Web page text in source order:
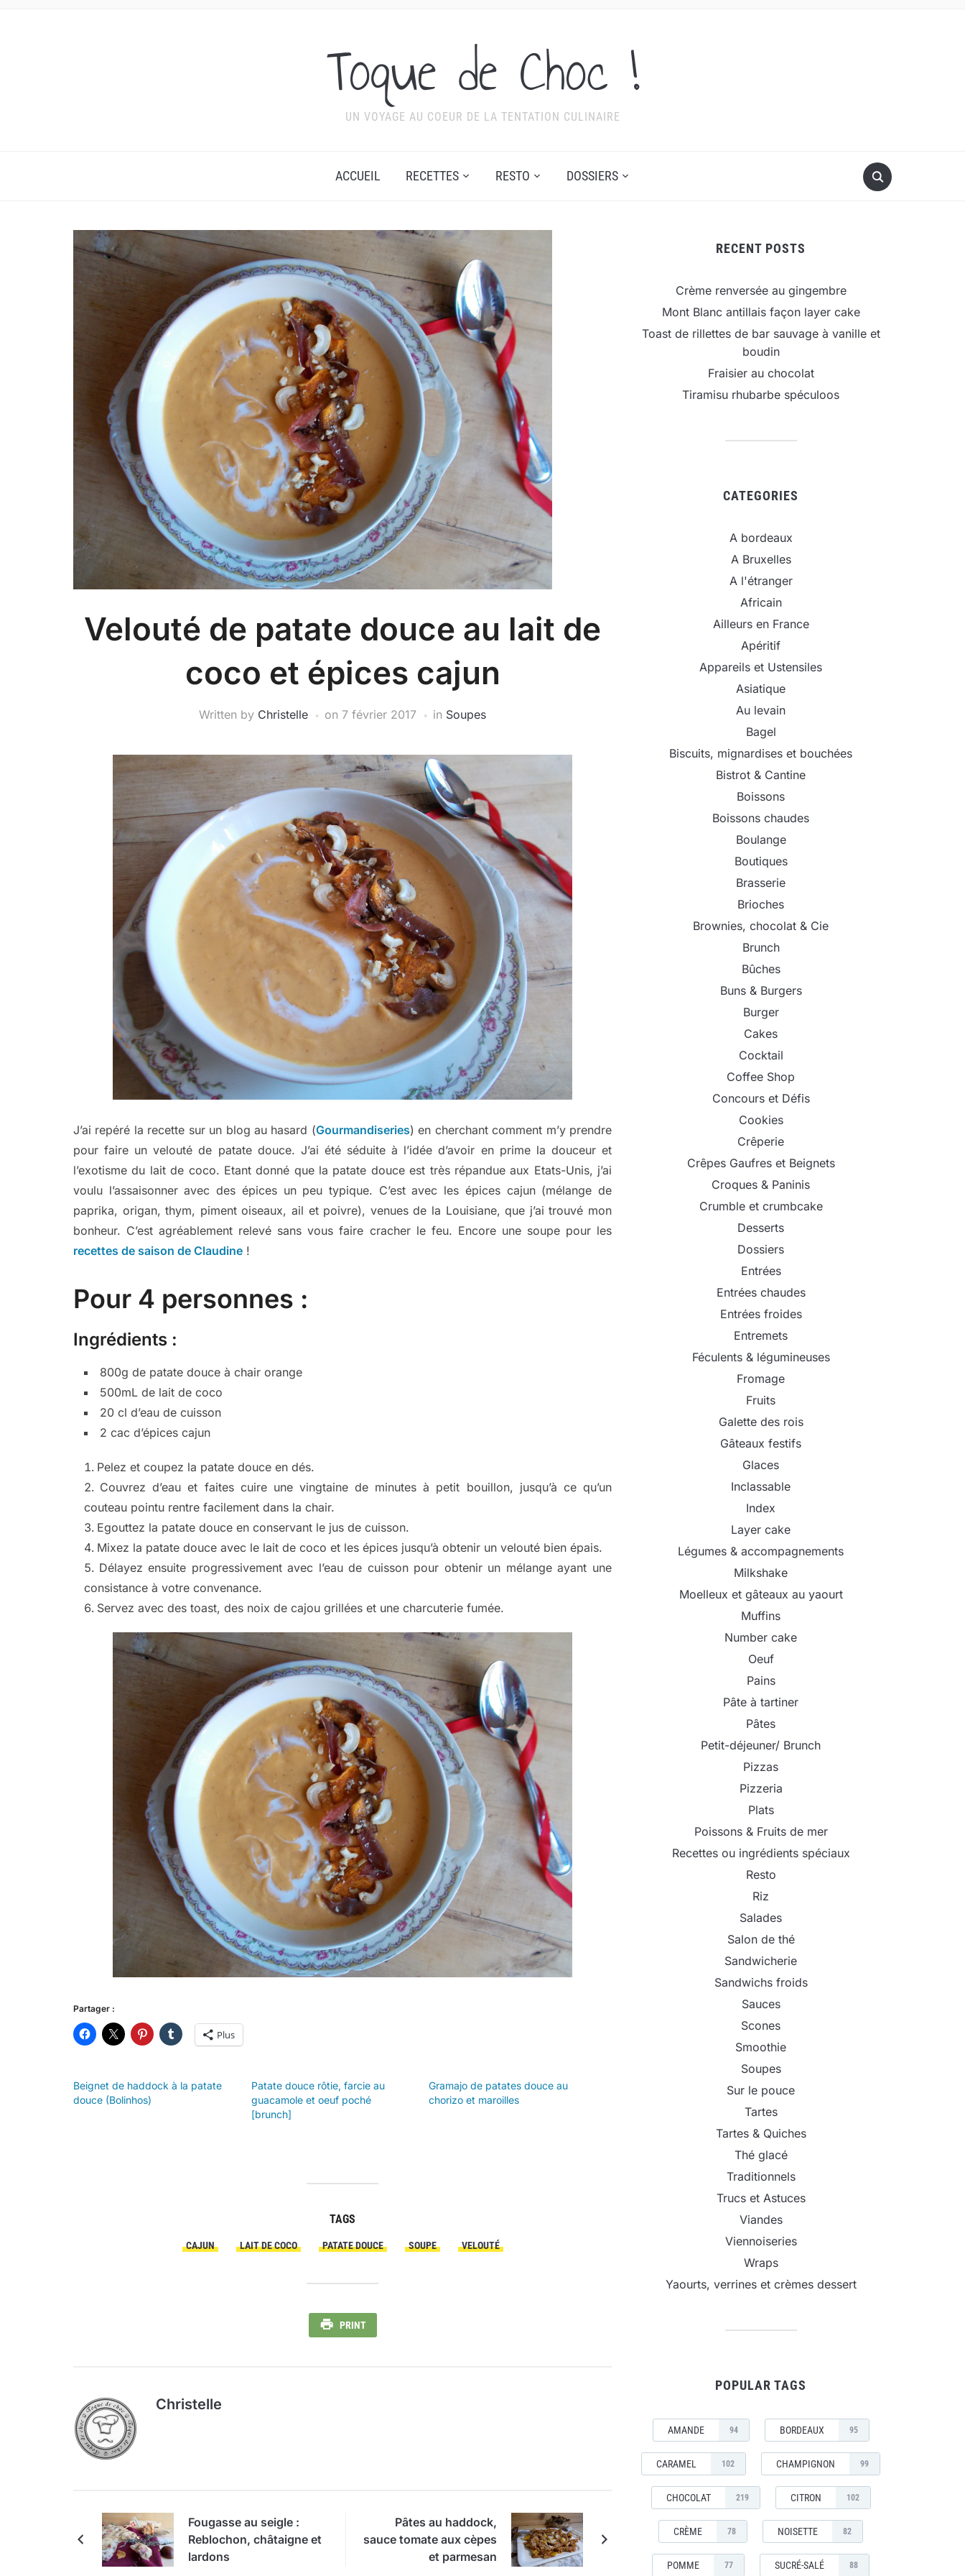
Toque de Choc !
UN VOYAGE AU COEUR DE LA TENTATION CULINAIRE
ACCUEIL RECETTES RESTO DOSSIERS
Velouté de patate douce au lait de
coco et épices cajun
Written by Christelle on 7 février 2017 in Soupes
J’ai repéré la recette sur un blog au hasard (Gourmandiseries) en cherchant comment m’y prendre
pour faire un velouté de patate douce. J’ai été séduite à l’idée d’avoir en prime la douceur et
l’exotisme du lait de coco. Etant donné que la patate douce est très répandue aux Etats-Unis, j’ai
voulu l’assaisonner avec des épices un peu typique. C’est avec les épices cajun (mélange de
paprika, origan, thym, piment oiseaux, ail et poivre), venues de la Louisiane, que j’ai trouvé mon
bonheur. C’est agréablement relevé sans vous faire cracher le feu. Encore une soupe pour les
recettes de saison de Claudine !
Pour 4 personnes :
Ingrédients :
800g de patate douce à chair orange
500mL de lait de coco
20 cl d’eau de cuisson
2 cac d’épices cajun
Pelez et coupez la patate douce en dés.
Couvrez d’eau et faites cuire une vingtaine de minutes à petit bouillon, jusqu’à ce qu’un
couteau pointu rentre facilement dans la chair.
Egouttez la patate douce en conservant le jus de cuisson.
Mixez la patate douce avec le lait de coco et les épices jusqu’à obtenir un velouté bien épais.
Délayez ensuite progressivement avec l’eau de cuisson pour obtenir un mélange ayant une
consistance à votre convenance.
Servez avec des toast, des noix de cajou grillées et une charcuterie fumée.
Partager :
Plus
Beignet de haddock à la patate
douce (Bolinhos)
Patate douce rôtie, farcie au
guacamole et oeuf poché
[brunch]
Gramajo de patates douce au
chorizo et maroilles
TAGS
CAJUN LAIT DE COCO PATATE DOUCE SOUPE VELOUTÉ
PRINT
Christelle
Fougasse au seigle :
Reblochon, châtaigne et
lardons
Pâtes au haddock,
sauce tomate aux cèpes
et parmesan
RECENT POSTS
Crème renversée au gingembre
Mont Blanc antillais façon layer cake
Toast de rillettes de bar sauvage à vanille et
boudin
Fraisier au chocolat
Tiramisu rhubarbe spéculoos
CATEGORIES
A bordeaux
A Bruxelles
A l'étranger
Africain
Ailleurs en France
Apéritif
Appareils et Ustensiles
Asiatique
Au levain
Bagel
Biscuits, mignardises et bouchées
Bistrot & Cantine
Boissons
Boissons chaudes
Boulange
Boutiques
Brasserie
Brioches
Brownies, chocolat & Cie
Brunch
Bûches
Buns & Burgers
Burger
Cakes
Cocktail
Coffee Shop
Concours et Défis
Cookies
Crêperie
Crêpes Gaufres et Beignets
Croques & Paninis
Crumble et crumbcake
Desserts
Dossiers
Entrées
Entrées chaudes
Entrées froides
Entremets
Féculents & légumineuses
Fromage
Fruits
Galette des rois
Gâteaux festifs
Glaces
Inclassable
Index
Layer cake
Légumes & accompagnements
Milkshake
Moelleux et gâteaux au yaourt
Muffins
Number cake
Oeuf
Pains
Pâte à tartiner
Pâtes
Petit-déjeuner/ Brunch
Pizzas
Pizzeria
Plats
Poissons & Fruits de mer
Recettes ou ingrédients spéciaux
Resto
Riz
Salades
Salon de thé
Sandwicherie
Sandwichs froids
Sauces
Scones
Smoothie
Soupes
Sur le pouce
Tartes
Tartes & Quiches
Thé glacé
Traditionnels
Trucs et Astuces
Viandes
Viennoiseries
Wraps
Yaourts, verrines et crèmes dessert
POPULAR TAGS
AMANDE 94 BORDEAUX 95
CARAMEL 102 CHAMPIGNON 99
CHOCOLAT 219 CITRON 102
CRÈME 78 NOISETTE 82
POMME 77 SUCRÉ-SALÉ 88